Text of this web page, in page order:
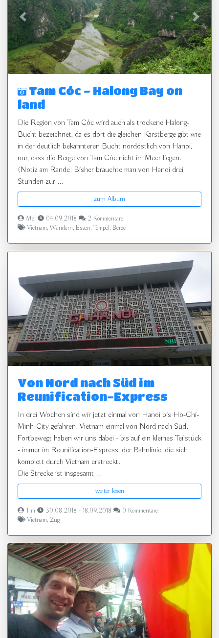
zurück vor
Tam Cóc - Halong Bay on
land
Die Region von Tam Cóc wird auch als trockene Halong-
Bucht bezeichnet, da es dort die gleichen Karstberge gibt wie
in der deutlich bekannteren Bucht nordöstlich von Hanoi,
nur, dass die Berge von Tam Cóc nicht im Meer liegen.
(Notiz am Rande: Bisher brauchte man von Hanoi drei
Stunden zur ...
zum Album
Mel 04.09.2018
2 Kommentare
Vietnam, Wandern, Essen, Tempel, Berge
Von Nord nach Süd im
Reunification-Express
In drei Wochen sind wir jetzt einmal von Hanoi bis Ho-Chi-
Minh-City gefahren. Vietnam einmal von Nord nach Süd.
Fortbewegt haben wir uns dabei - bis auf ein kleines Teilstück
- immer im Reunification-Express, der Bahnlinie, die sich
komplett durch Vietnam erstreckt.
Die Strecke ist insgesamt ...
weiter lesen
Tim 30.08.2018 - 18.09.2018
0 Kommentare
Vietnam, Zug